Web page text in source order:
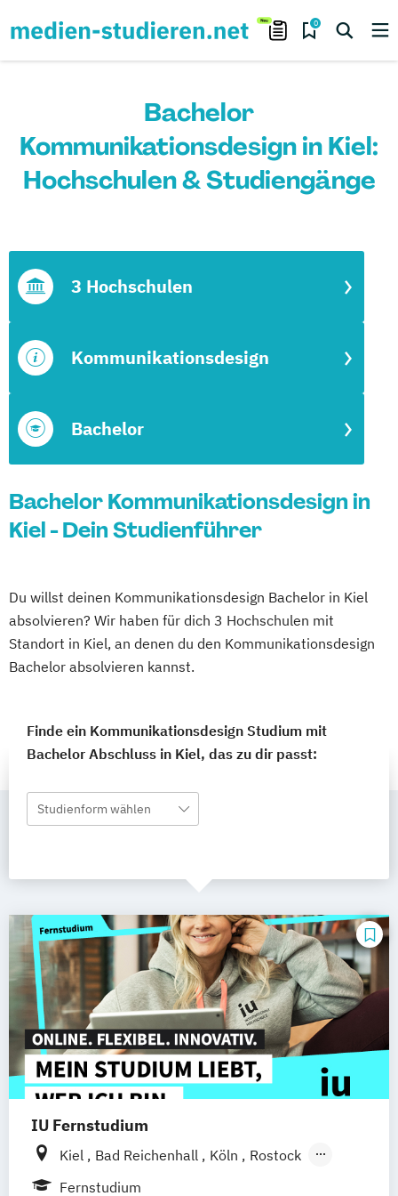
0
Bachelor
Kommunikationsdesign in Kiel:
Hochschulen & Studiengänge
Bachelor
Kommunikationsdesign
3 Hochschulen
Bachelor Kommunikationsdesign in
Kiel - Dein Studienführer
Du willst deinen Kommunikationsdesign Bachelor in Kiel
absolvieren? Wir haben für dich 3 Hochschulen mit
Standort in Kiel, an denen du den Kommunikationsdesign
Bachelor absolvieren kannst.
Finde ein Kommunikationsdesign Studium mit
Bachelor Abschluss in Kiel, das zu dir passt:
Studienform wählen
IU Fernstudium
Kiel Bad Reichenhall Köln
Rostock
Freiburg
Fernstudium